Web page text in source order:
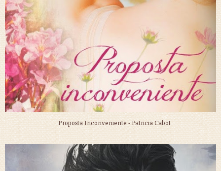
Proposta Inconveniente - Patricia Cabot